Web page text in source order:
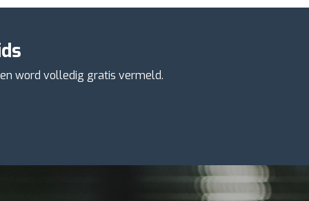
word volledig gratis vermeld.